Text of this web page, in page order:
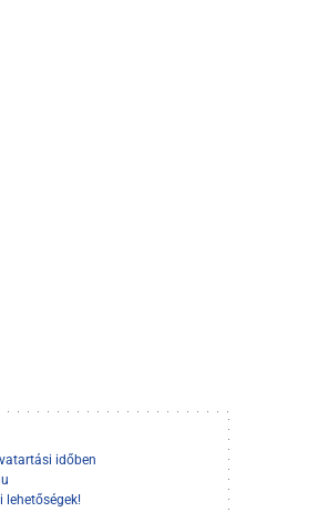
időben
lehetőségek!